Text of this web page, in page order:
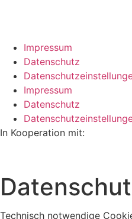
Impressum
Datenschutz
Impressum
Datenschutz
In Kooperation mit:
Technisch notwendige